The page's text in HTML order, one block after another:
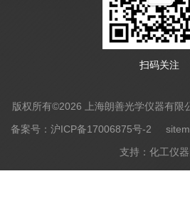
扫码关注
版权所有©2026 上海朗善光学仪器有
备案号：沪ICP备17006875号-2
支持： 化工仪器